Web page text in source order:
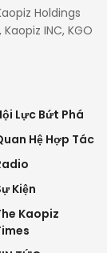
Holdings
INC, KGO
Lực Bứt Phá
Hệ Hợp Tác
Kiện
Kaopiz